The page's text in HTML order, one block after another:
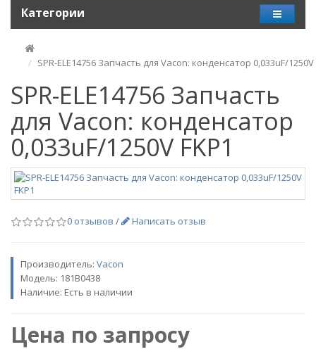
Категории
SPR-ELE14756 Запчасть для Vacon: конденсатор 0,033uF/1250V
SPR-ELE14756 Запчасть
для Vacon: конденсатор
0,033uF/1250V FKP1
0 отзывов / Написать отзыв
Производитель: Vacon
Модель: 181B0438
Наличие: Есть в наличии
Цена по запросу